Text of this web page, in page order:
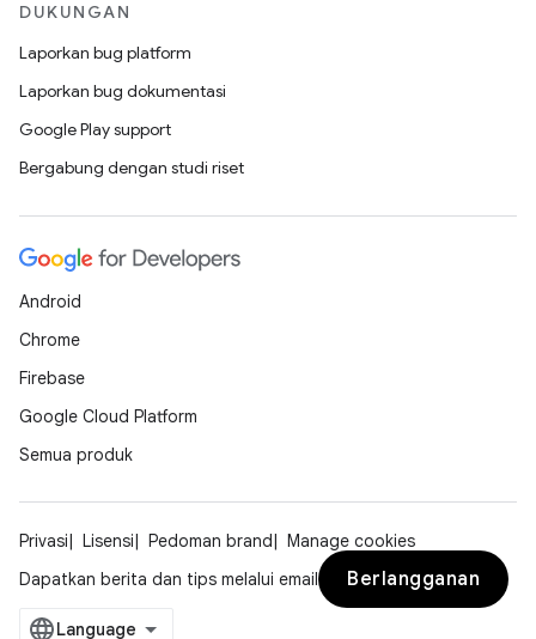
DUKUNGAN
Laporkan bug platform
Laporkan bug dokumentasi
Google Play support
Bergabung dengan studi riset
Android
Chrome
Firebase
Google Cloud Platform
Semua produk
Privasi Lisensi Pedoman brand
Manage cookies
Dapatkan berita dan tips melalui email
Berlangganan